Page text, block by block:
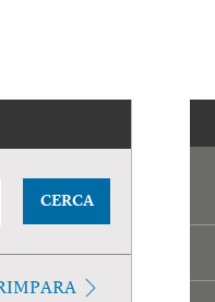
CERCA